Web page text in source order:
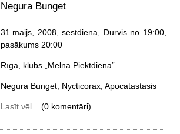
Negura Bunget
31.maijs, 2008, sestdiena , Durvis no 19:00,
pasākums 20:00
Rīga, klubs „Melnā Piektdiena”
Negura Bunget, Nycticorax, Apocatastasis
Lasīt vēl... (0 komentāri)